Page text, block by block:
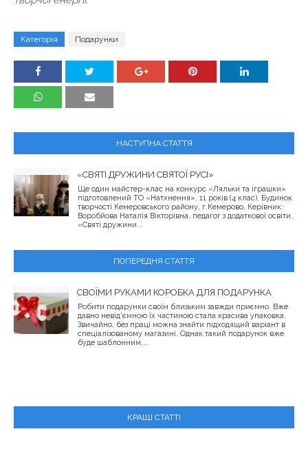
Категорія Подарунки
НАСТУПНА СТАТТЯ
«СВЯТІ ДРУЖИНИ СВЯТОЇ РУСІ»
Ще один майстер-клас на конкурс «Ляльки та іграшки»
підготовлений ТО «Натхнення», 11 років (4 клас), Будинок
творчості Кемеровського району, г.Кемерово. Керівник:
Воробйова Наталія Вікторівна, педагог з додаткової освіти.
«Святі дружини...
ПОПЕРЕДНЯ СТАТТЯ
СВОЇМИ РУКАМИ КОРОБКА ДЛЯ ПОДАРУНКА
Робити подарунки своїм близьким завжди приємно. Вже
давно невід'ємною їх частиною стала красива упаковка.
Звичайно, без праці можна знайти підходящий варіант в
спеціалізованому магазині. Однак такий подарунок вже
буде шаблонним,...
КРАЩІ СТАТТІ